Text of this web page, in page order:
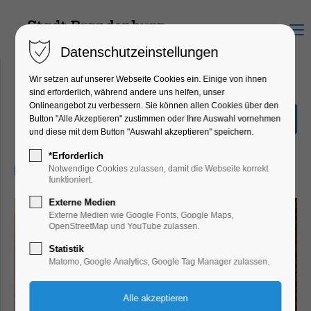
Menu
Mythos Maria
Ausstellung, Bildung, Vortrag
05.05.2026, 10:00–17:00
Datenschutzeinstellungen
Wir setzen auf unserer Webseite Cookies ein. Einige von ihnen
sind erforderlich, während andere uns helfen, unser
Onlineangebot zu verbessern. Sie können allen Cookies über den
Button "Alle Akzeptieren" zustimmen oder Ihre Auswahl vornehmen
und diese mit dem Button "Auswahl akzeptieren" speichern.
*Erforderlich
Notwendige Cookies zulassen, damit die Webseite korrekt
funktioniert.
Externe Medien
Externe Medien wie Google Fonts, Google Maps,
OpenStreetMap und YouTube zulassen.
Statistik
Matomo, Google Analytics, Google Tag Manager zulassen.